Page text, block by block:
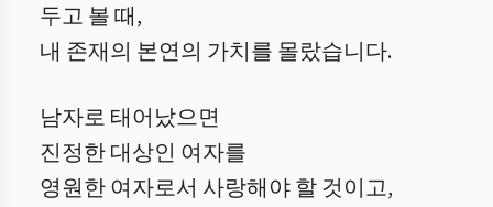
두고 볼 때,
내 존재의 본연의 가치를 몰랐습니다.
남자로 태어났으면
진정한 대상인 여자를
영원한 여자로서 사랑해야 할 것이고,